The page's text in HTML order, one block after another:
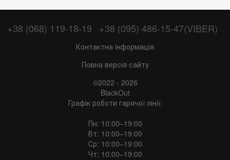
+38 (068) 119-18-19 +38 (095) 486-15-47(VIBER)
Контактна інформація
Повна версія сайту
©2022 - 2026
BlackOut
Графік роботи гарячої лінії:
Пн: 10:00–19:00
Вт: 10:00–19:00
Ср: 10:00–19:00
Чт: 10:00–19:00